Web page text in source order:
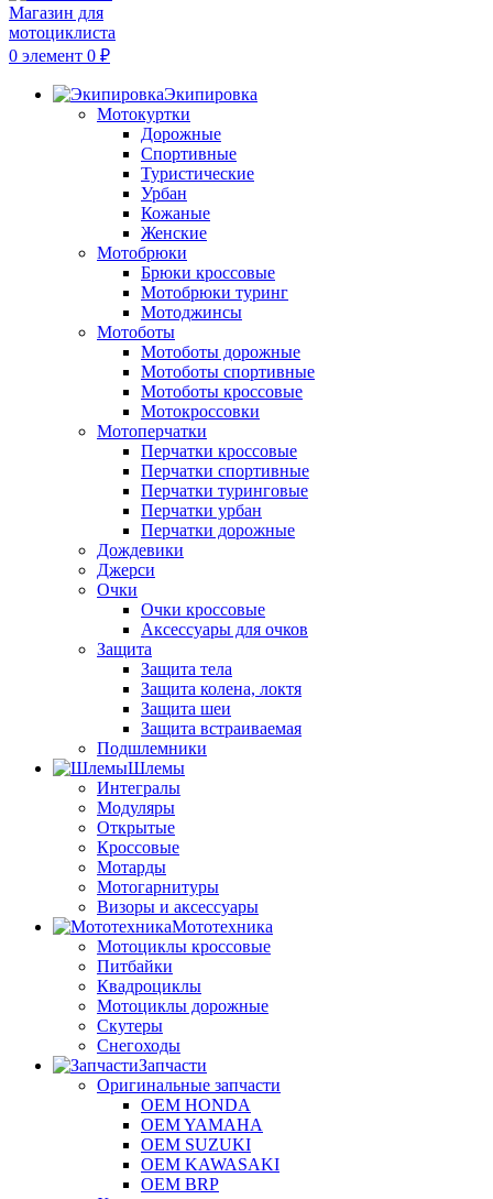
0 элемент 0 ₽
Экипировка
Мотокуртки
Дорожные
Спортивные
Туристические
Урбан
Кожаные
Женские
Мотобрюки
Брюки кроссовые
Мотобрюки туринг
Мотоджинсы
Мотоботы
Мотоботы дорожные
Мотоботы спортивные
Мотоботы кроссовые
Мотокроссовки
Мотоперчатки
Перчатки кроссовые
Перчатки спортивные
Перчатки туринговые
Перчатки урбан
Перчатки дорожные
Дождевики
Джерси
Очки
Очки кроссовые
Аксессуары для очков
Защита
Защита тела
Защита колена, локтя
Защита шеи
Защита встраиваемая
Подшлемники
Шлемы
Интегралы
Модуляры
Открытые
Кроссовые
Мотарды
Мотогарнитуры
Визоры и аксессуары
Мототехника
Мотоциклы кроссовые
Питбайки
Квадроциклы
Мотоциклы дорожные
Скутеры
Снегоходы
Запчасти
Оригинальные запчасти
OEM HONDA
OEM YAMAHA
OEM SUZUKI
OEM KAWASAKI
OEM BRP